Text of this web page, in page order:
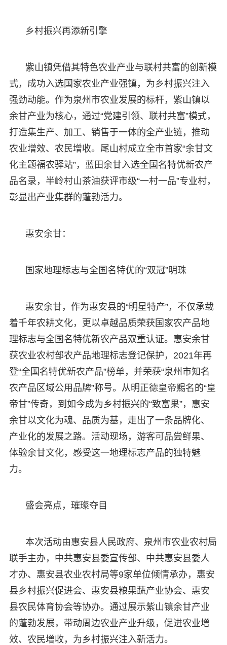
乡村振兴再添新引擎
紫山镇凭借其特色农业产业与联村共富的创新模
式，成功入选国家农业产业强镇，为乡村振兴注入
强劲动能。作为泉州市农业发展的标杆，紫山镇以
余甘产业为核心，通过“党建引领、联村共富”模式，
打造集生产、加工、销售于一体的全产业链，推动
农业增效、农民增收。尾山村成立全市首家“余甘文
化主题福农驿站”，蓝田余甘入选全国名特优新农产
品名录，半岭村山茶油获评市级“一村一品”专业村，
彰显出产业集群的蓬勃活力。
惠安余甘：
国家地理标志与全国名特优的“双冠”明珠
惠安余甘，作为惠安县的“明星特产”，不仅承载
着千年农耕文化，更以卓越品质荣获国家农产品地
理标志与全国名特优新农产品双重认证。惠安余甘
获农业农村部农产品地理标志登记保护，2021年再
登“全国名特优新农产品”榜单，并荣获“泉州市知名
农产品区域公用品牌”称号。从明正德皇帝赐名的“皇
帝甘”传奇，到如今成为乡村振兴的“致富果”，惠安
余甘以文化为魂、品质为基，走出了一条品牌化、
产业化的发展之路。活动现场，游客可品尝鲜果、
体验余甘文化，感受这一地理标志产品的独特魅
力。
盛会亮点，璀璨夺目
本次活动由惠安县人民政府、泉州市农业农村局
联手主办，中共惠安县委宣传部、中共惠安县委人
才办、惠安县农业农村局等9家单位倾情承办，惠安
县乡村振兴促进会、惠安县粮果蔬产业协会、惠安
县农民体育协会等协办。通过展示紫山镇余甘产业
的蓬勃发展，带动周边农业产业升级，促进农业增
效、农民增收，为乡村振兴注入新活力。